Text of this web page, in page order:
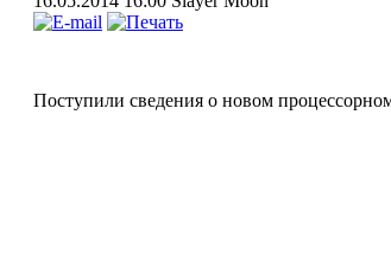
Поступили сведения о новом